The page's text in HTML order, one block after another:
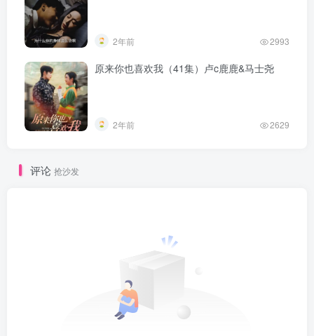
2年前 2993
原来你也喜欢我（41集）卢c鹿鹿&马士尧
2年前 2629
评论 抢沙发